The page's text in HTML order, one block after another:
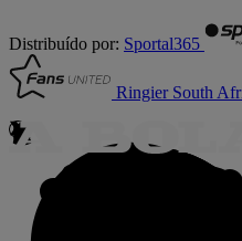
Distribuído por: Sportal365
Ringier South